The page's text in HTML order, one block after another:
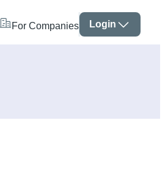
For Companies Login